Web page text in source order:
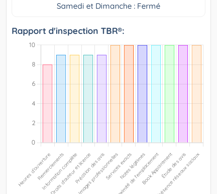
Samedi et Dimanche : Fermé
Rapport d'inspection TBR®: